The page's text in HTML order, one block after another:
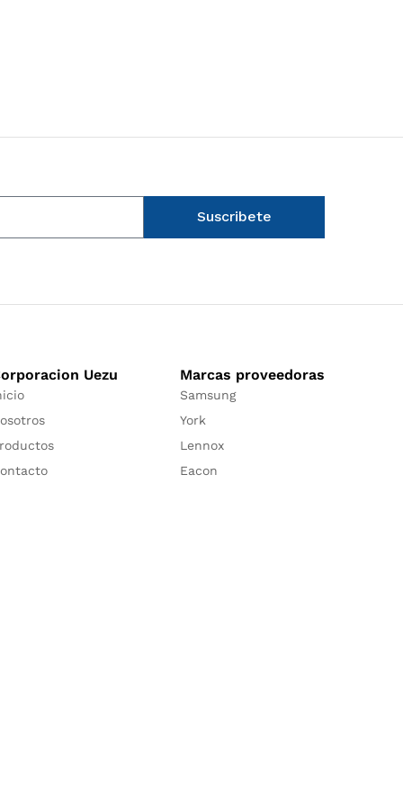
Suscribete
Uezu Marcas proveedoras
Samsung
York
Lennox
Eacon